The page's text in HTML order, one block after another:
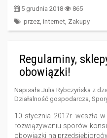
5 grudnia 2018
865
przez,internet, Zakupy
Regulaminy,
obowiązki!
Napisała Julia Rybczyńska z
Działalność gospodarcza,
10 stycznia 2017r. weszła
rozwiązywaniu sporów
obowiązki na